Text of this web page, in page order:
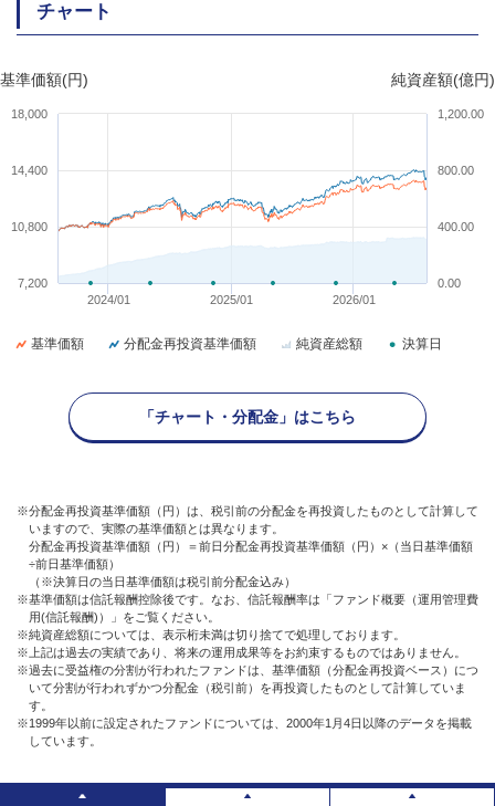
チャート
基準価額(円) 純資産額(億円)
2024/01 2025/01 2026/01
7,200
10,800
14,400
18,000
0.00
400.00
800.00
1,200.00
基準価額 分配金再投資基準価額 純資産総額 決算日
「チャート・分配金」はこちら
※分配金再投資基準価額（円）は、税引前の分配金を再投資したものとして計算して
いますので、実際の基準価額とは異なります。
分配金再投資基準価額（円）＝前日分配金再投資基準価額（円）×（当日基準価額
÷前日基準価額）
（※決算日の当日基準価額は税引前分配金込み）
※基準価額は信託報酬控除後です。なお、信託報酬率は「ファンド概要（運用管理費
用(信託報酬)）」をご覧ください。
※純資産総額については、表示桁未満は切り捨てで処理しております。
※上記は過去の実績であり、将来の運用成果等をお約束するものではありません。
※過去に受益権の分割が行われたファンドは、基準価額（分配金再投資ベース）につ
いて分割が行われずかつ分配金（税引前）を再投資したものとして計算していま
す。
※1999年以前に設定されたファンドについては、2000年1月4日以降のデータを掲載
しています。